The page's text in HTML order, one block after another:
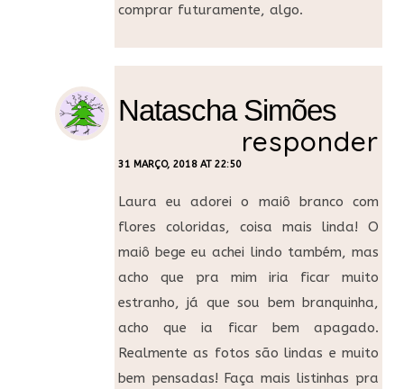
comprar futuramente, algo.
Natascha Simões
31 MARÇO, 2018 AT 22:50
responder
Laura eu adorei o maiô branco com
flores coloridas, coisa mais linda! O
maiô bege eu achei lindo também, mas
acho que pra mim iria ficar muito
estranho, já que sou bem branquinha,
acho que ia ficar bem apagado.
Realmente as fotos são lindas e muito
bem pensadas! Faça mais listinhas pra